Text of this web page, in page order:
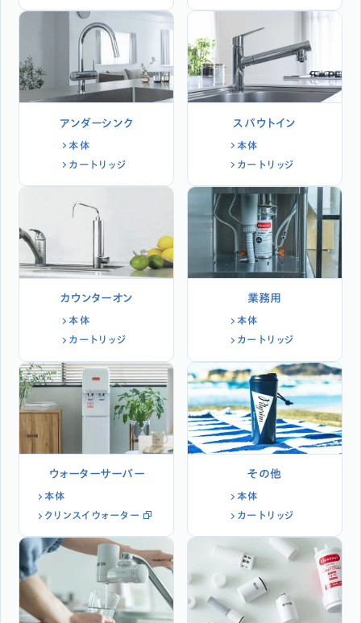
アンダーシンク
本体
カートリッジ
スパウトイン
本体
カートリッジ
カウンターオン
本体
カートリッジ
業務用
本体
カートリッジ
ウォーターサーバー
本体
クリンスイウォーター
その他
本体
カートリッジ